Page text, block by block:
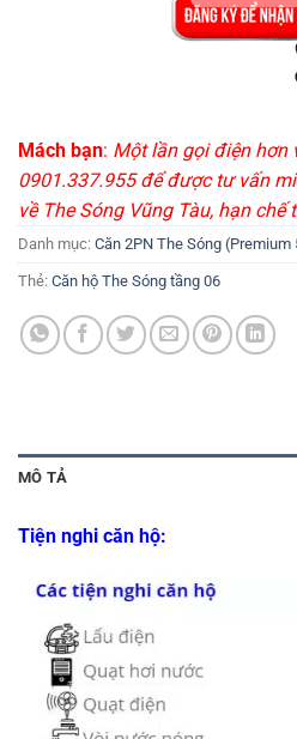
Mách bạn: Một lần gọi điện hơn
0901.337.955 để được tư vấn
về The Sóng Vũng Tàu, hạn
Danh mục: Căn 2PN The Sóng (Premium
Thẻ: Căn hộ The Sóng tầng 06
MÔ TẢ
Tiện nghi căn hộ: